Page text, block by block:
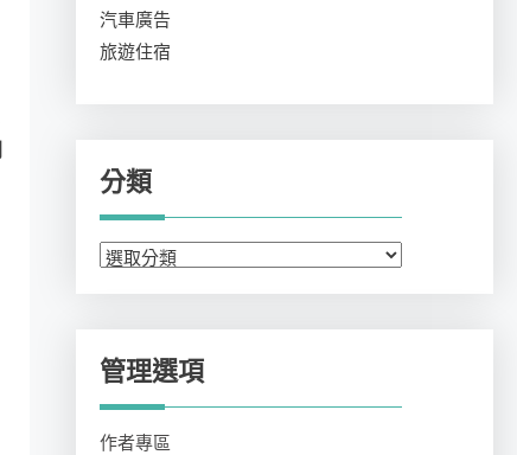
汽車廣告
旅遊住宿
分類
分
管理選項
作者專區